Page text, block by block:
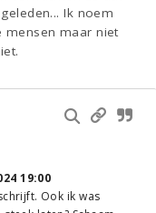
Ik noem
mensen maar niet
19:00
Ook ik was